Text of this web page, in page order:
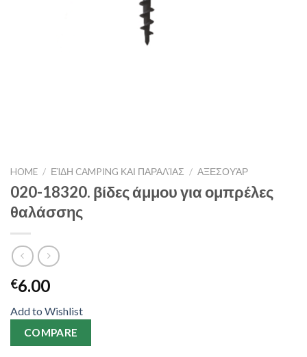
HOME / ΕΊΔΗ CAMPING ΚΑΙ ΠΑΡΑΛΊΑΣ / ΑΞΕΣΟΥΆΡ
020-18320. βίδες άμμου για ομπρέλες
θαλάσσης
€6.00
Add to Wishlist
COMPARE